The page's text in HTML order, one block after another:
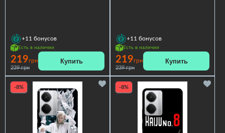
+11 бонусов
Есть в наличии
219грн
239 грн
Купить
+11 бонусов
Есть в наличии
219грн
239 грн
Купить
-8% -8%